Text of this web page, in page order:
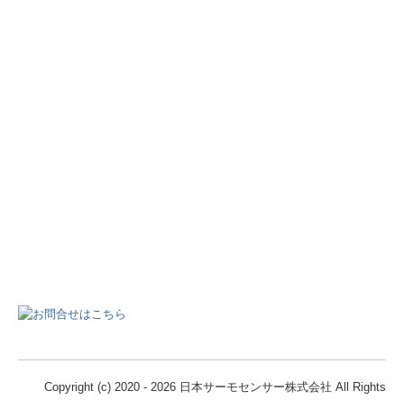
Copyright (c) 2020 - 2026 日本サーモセンサー株式会社 All Rights